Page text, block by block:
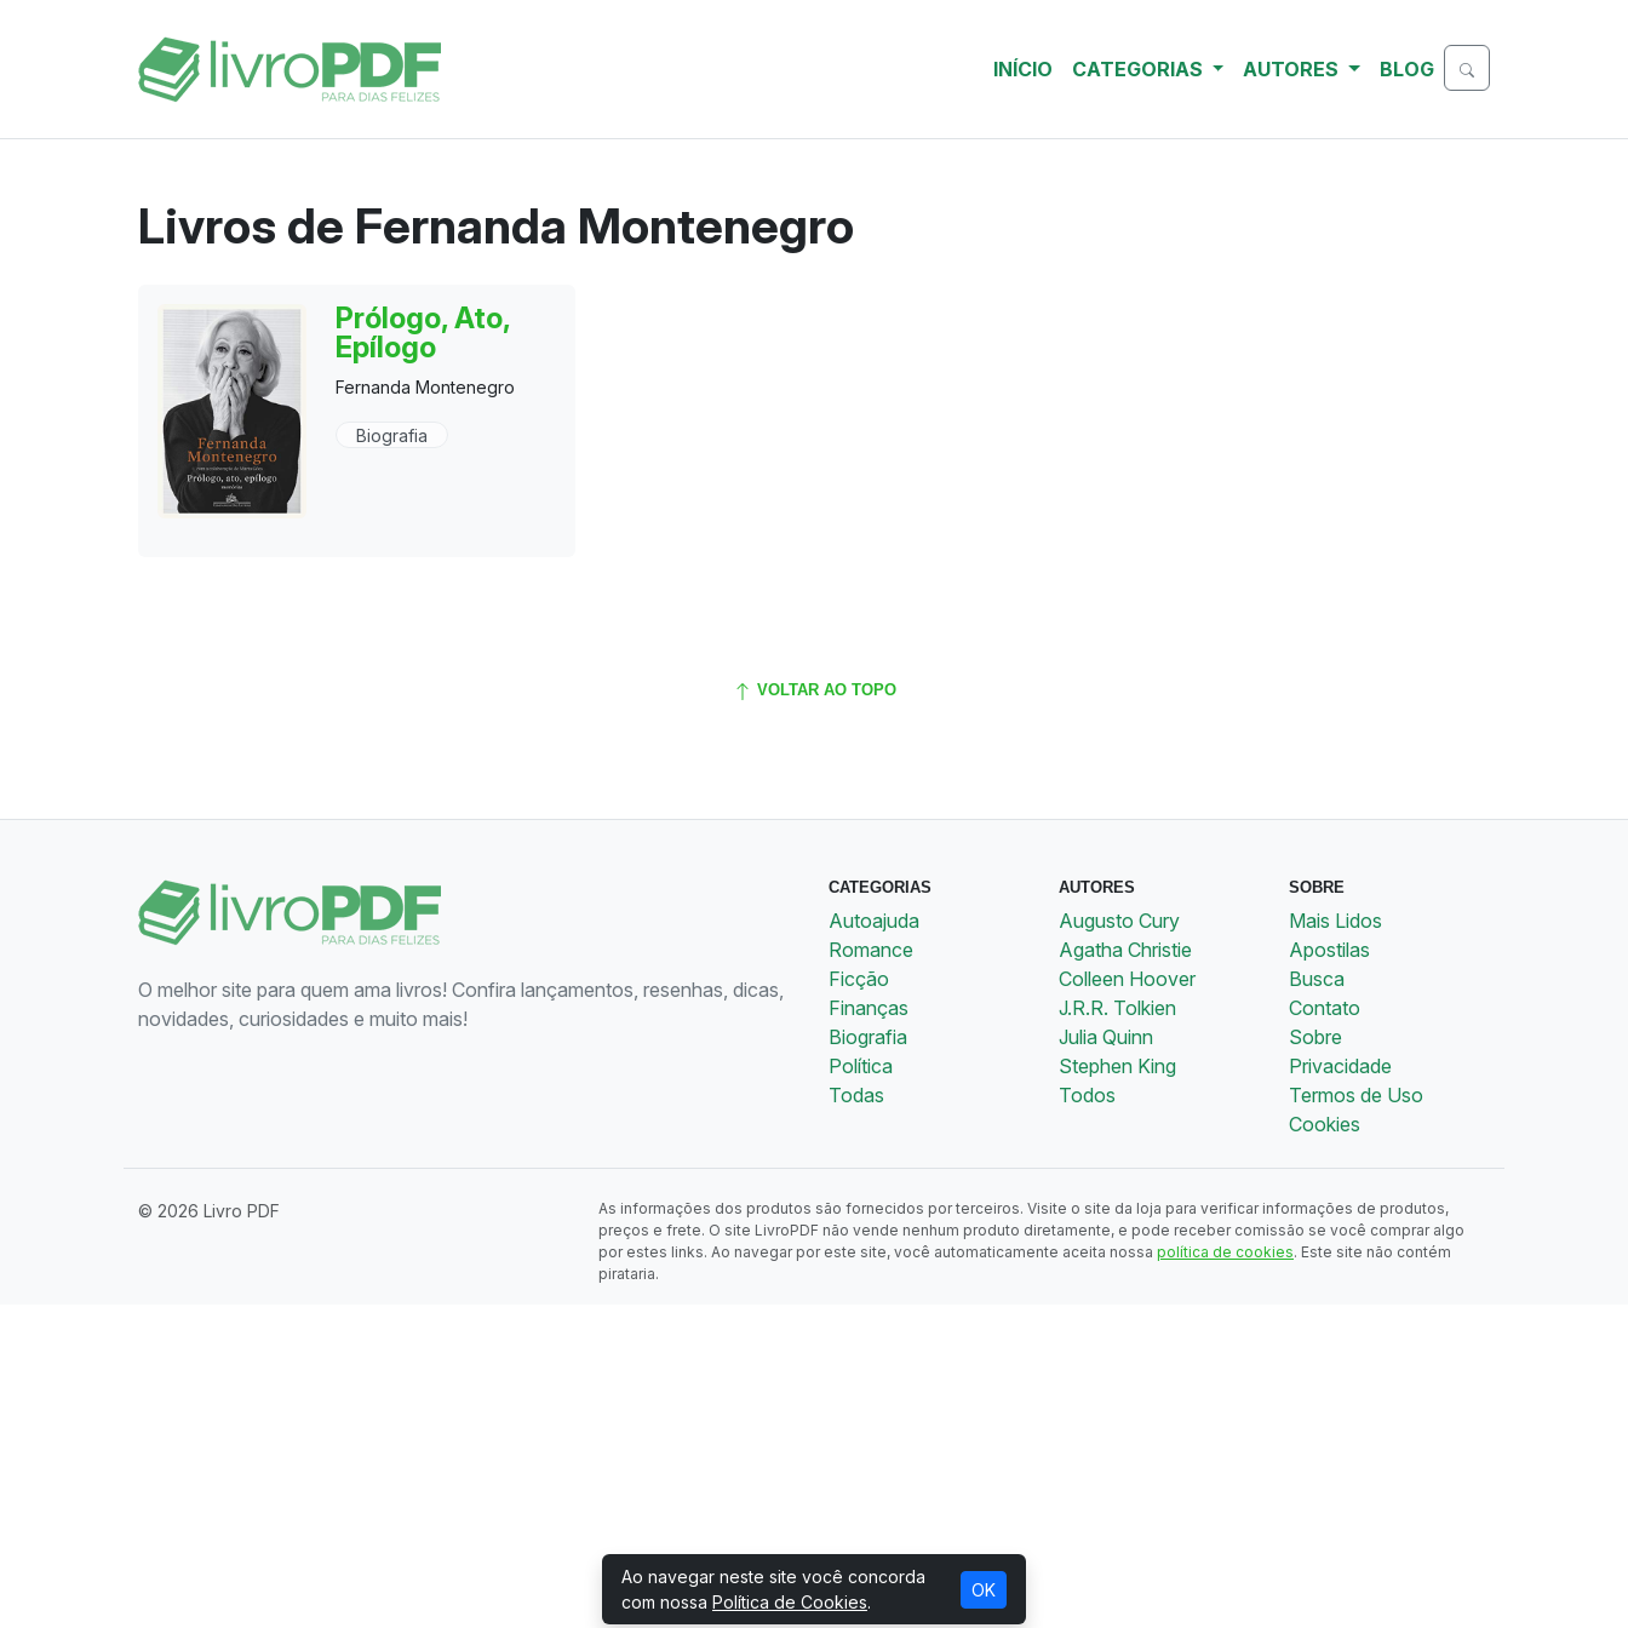
INÍCIO CATEGORIAS AUTORES BLOG
Livros de Fernanda Montenegro
Prólogo, Ato,
Epílogo
Fernanda Montenegro
Biografia
VOLTAR AO TOPO
O melhor site para quem ama livros! Confira lançamentos, resenhas, dicas,
novidades, curiosidades e muito mais!
CATEGORIAS
Autoajuda
Romance
Ficção
Finanças
Biografia
Política
Todas
AUTORES
Augusto Cury
Agatha Christie
Colleen Hoover
J.R.R. Tolkien
Julia Quinn
Stephen King
Todos
SOBRE
Mais Lidos
Apostilas
Busca
Contato
Sobre
Privacidade
Termos de Uso
Cookies
© 2026 Livro PDF
As informações dos produtos são fornecidos por terceiros. Visite o site da loja para verificar informações de produtos,
preços e frete. O site LivroPDF não vende nenhum produto diretamente, e pode receber comissão se você comprar algo
por estes links. Ao navegar por este site, você automaticamente aceita nossa política de cookies. Este site não contém
pirataria.
Ao navegar neste site você concorda
com nossa Política de Cookies.
OK